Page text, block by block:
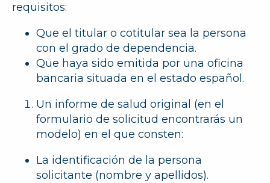
requisitos:
Que el titular o cotitular sea la persona
con el grado de dependencia.
Que haya sido emitida por una oficina
bancaria situada en el estado español.
Un informe de salud original (en el
formulario de solicitud encontrarás un
modelo) en el que consten:
La identificación de la persona
solicitante (nombre y apellidos).